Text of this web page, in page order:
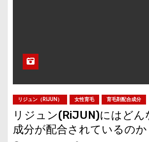
リジュン（RIJUN） 女性育毛 育毛剤配合成分
リジュン(RiJUN)にはどん
成分が配合されているのか